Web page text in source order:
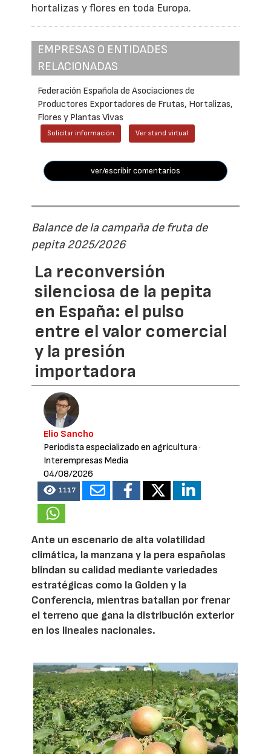
hortalizas y flores en toda Europa.
EMPRESAS O ENTIDADES
RELACIONADAS
Federación Española de Asociaciones de
Productores Exportadores de Frutas, Hortalizas,
Flores y Plantas Vivas
Solicitar información Ver stand virtual
ver/escribir comentarios
Balance de la campaña de fruta de
pepita 2025/2026
La reconversión
silenciosa de la pepita
en España: el pulso
entre el valor comercial
y la presión
importadora
Elio Sancho
Periodista especializado en agricultura·
Interempresas Media
04/08/2026
1117
Ante un escenario de alta volatilidad
climática, la manzana y la pera españolas
blindan su calidad mediante variedades
estratégicas como la Golden y la
Conferencia, mientras batallan por frenar
el terreno que gana la distribución exterior
en los lineales nacionales.